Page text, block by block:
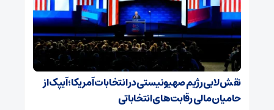
نقش لابی رژیم صهیونیستی در انتخابات آمریکا؛ آیپک از
حامیان مالی رقابت‌های انتخاباتی